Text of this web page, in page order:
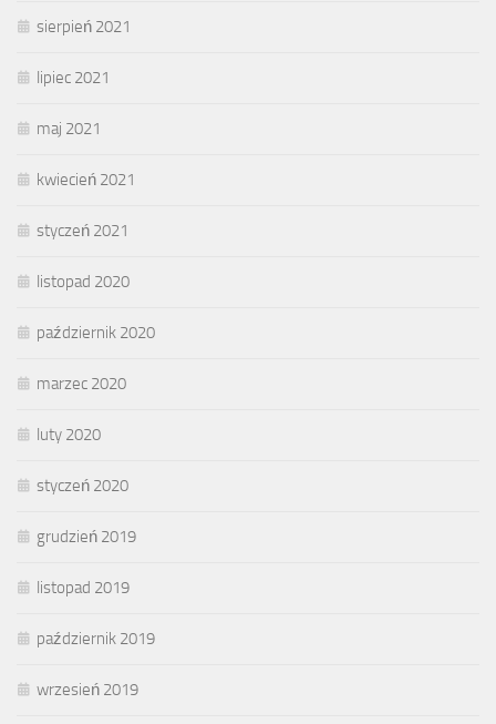
sierpień 2021
lipiec 2021
maj 2021
kwiecień 2021
styczeń 2021
listopad 2020
październik 2020
marzec 2020
luty 2020
styczeń 2020
grudzień 2019
listopad 2019
październik 2019
wrzesień 2019